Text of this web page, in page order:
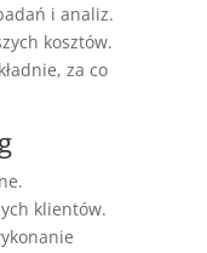
i analiz.
kosztów.
za co
klientów.